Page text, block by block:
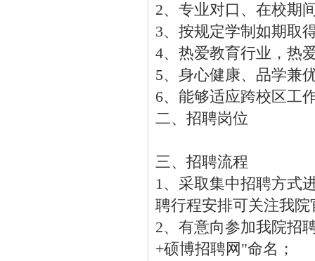
2、专业对口、在校期
3、按规定学制如期取
4、热爱教育行业，热
5、身心健康、品学兼
6、能够适应跨校区工
二、招聘岗位
三、招聘流程
1、采取集中招聘方式
聘行程安排可关注我
2、有意向参加我院招
+硕博招聘网"命名；